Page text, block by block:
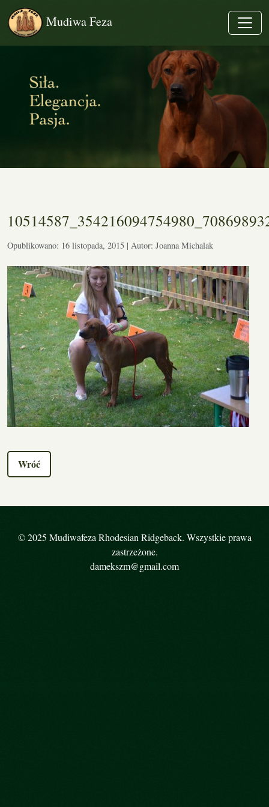
Mudiwa Feza
Opublikowano: 16 listopada, 2015 | Autor: Joanna Michalak
Wróć
© 2025 Mudiwafeza Rhodesian Ridgeback. Wszystkie prawa
zastrzeżone.
damekszm@gmail.com